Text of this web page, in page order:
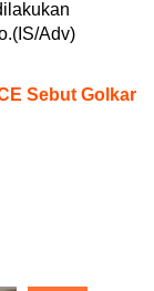
Adv)
Sebut Golkar